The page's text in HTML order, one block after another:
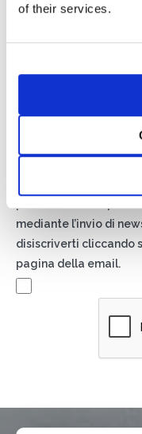
of their services.
Privacy*
Autorizzo il
previsto dallaPrivacy
Spuntando questa
mediante l’invio di
disiscriverti cliccando
pagina della email.